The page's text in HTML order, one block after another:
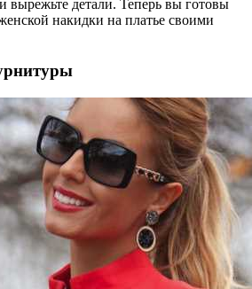
вырежьте детали. Теперь вы готовы
накидки на платье своими